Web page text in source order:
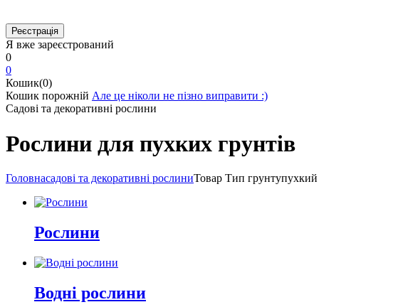
Я вже зареєстрований
0
0
Кошик(0)
Кошик порожній Але це ніколи не пізно виправити :)
Садові та декоративні рослини
Рослини для пухких грунтів
Головнасадові та декоративні рослиниТовар Тип грунтупухкий
Рослини
Водні рослини